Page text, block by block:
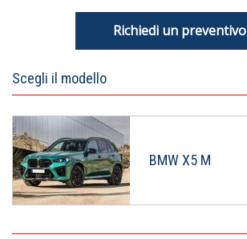
Richiedi un preventivo
Scegli il modello
BMW X5 M